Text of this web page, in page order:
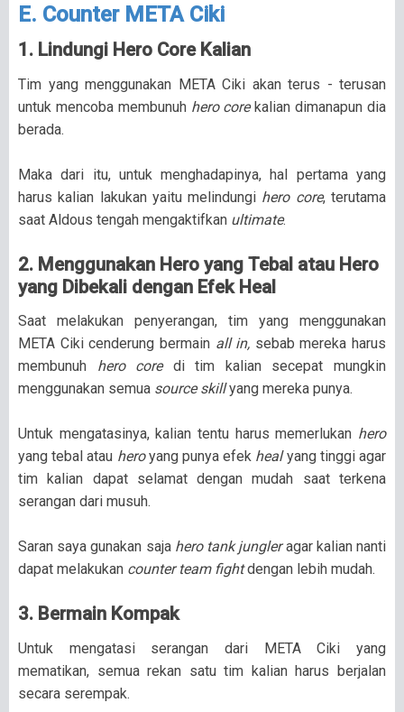
E. Counter META Ciki
1. Lindungi Hero Core Kalian
Tim yang menggunakan META Ciki akan terus - terusan
untuk mencoba membunuh hero corekalian dimanapun dia
berada.
Maka dari itu, untuk menghadapinya, hal pertama yang
harus kalian lakukan yaitu melindungi hero core, terutama
saat Aldous tengah mengaktifkan ultimate.
2. Menggunakan Hero yang Tebal atau Hero
yang Dibekali dengan Efek Heal
Saat melakukan penyerangan, tim yang menggunakan
META Ciki cenderung bermain all in, sebab mereka harus
membunuh hero core di tim kalian secepat mungkin
menggunakan semua source skillyang mereka punya.
Untuk mengatasinya, kalian tentu harus memerlukan hero
yang tebal atau heroyang punya efek healyang tinggi agar
tim kalian dapat selamat dengan mudah saat terkena
serangan dari musuh.
Saran saya gunakan saja hero tank jungleragar kalian nanti
dapat melakukan counter team fightdengan lebih mudah.
3. Bermain Kompak
Untuk mengatasi serangan dari META Ciki yang
mematikan, semua rekan satu tim kalian harus berjalan
secara serempak.